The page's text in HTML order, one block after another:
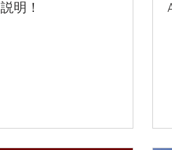
説明！